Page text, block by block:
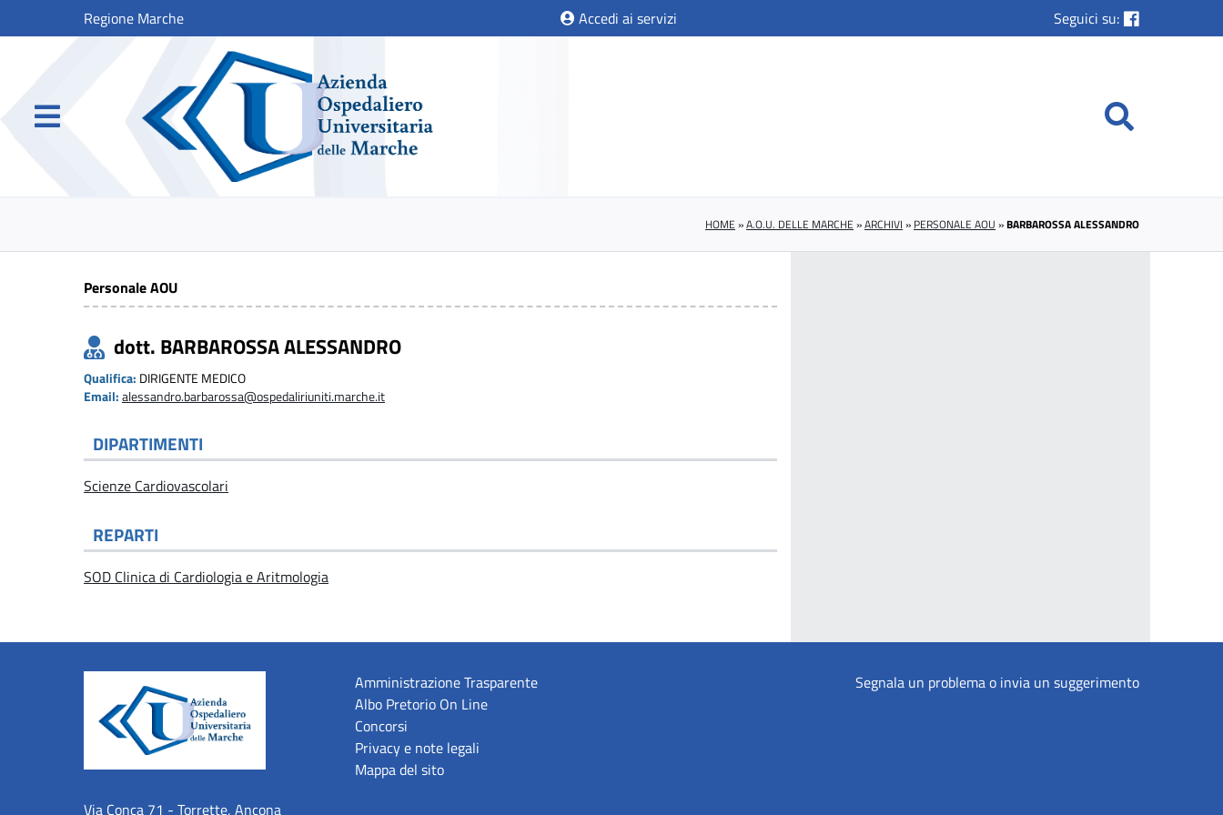
Regione Marche Accedi ai servizi Seguici su:
HOME »A.O.U. DELLE MARCHE »ARCHIVI » PERSONALE AOU »BARBAROSSA ALESSANDRO
Personale AOU
dott. BARBAROSSA ALESSANDRO
Qualifica: DIRIGENTE MEDICO
Email: alessandro.barbarossa@ospedaliriuniti.marche.it
DIPARTIMENTI
Scienze Cardiovascolari
REPARTI
SOD Clinica di Cardiologia e Aritmologia
Via Conca 71 - Torrette, Ancona
Amministrazione Trasparente
Albo Pretorio On Line
Concorsi
Privacy e note legali
Mappa del sito
Segnala un problema o invia un suggerimento